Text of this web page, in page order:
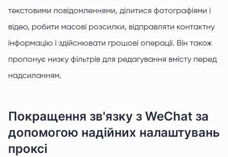
текстовими повідомленнями, ділитися фотографіями і
відео, робити масові розсилки, відправляти контактну
інформацію і здійснювати грошові операції. Він також
пропонує низку фільтрів для редагування вмісту перед
надсиланням.
Покращення зв'язку з WeChat за
допомогою надійних налаштувань
проксі